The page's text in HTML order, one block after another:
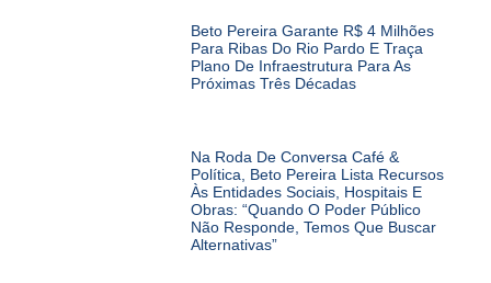
Beto Pereira Garante R$ 4 Milhões
Para Ribas Do Rio Pardo E Traça
Plano De Infraestrutura Para As
Próximas Três Décadas
Na Roda De Conversa Café &
Política, Beto Pereira Lista Recursos
Às Entidades Sociais, Hospitais E
Obras: “Quando O Poder Público
Não Responde, Temos Que Buscar
Alternativas”